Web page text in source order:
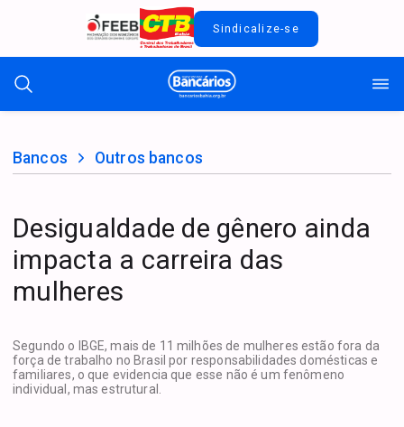
Sindicalize-se
Bancos Outros bancos
Desigualdade de gênero ainda
impacta a carreira das
mulheres
Segundo o IBGE, mais de 11 milhões de mulheres estão fora da
força de trabalho no Brasil por responsabilidades domésticas e
familiares, o que evidencia que esse não é um fenômeno
individual, mas estrutural.